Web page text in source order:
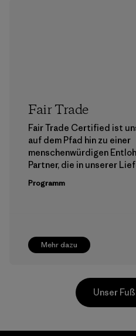
Mehr dazu
Fair Trade
Fair Trade Certified ist
auf dem Pfad hin zu einer
menschenwürdigen
Partner, die in unserer
Programm
Unser